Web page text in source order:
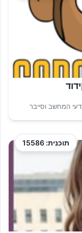
המחשב וסייבר
תוכנית: 15586